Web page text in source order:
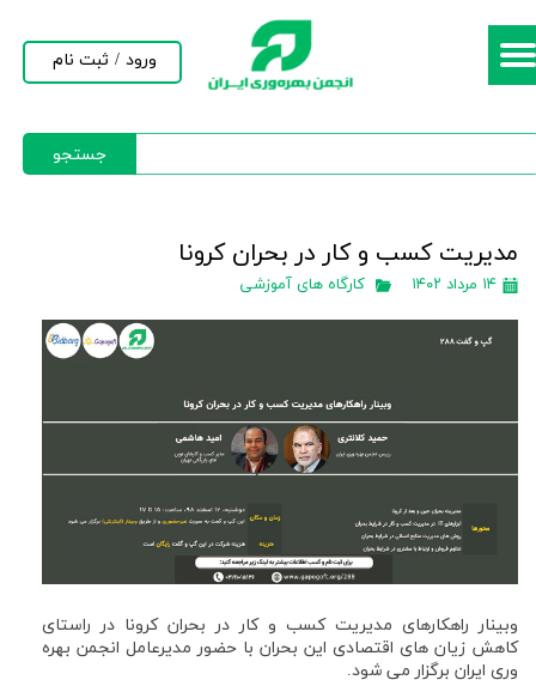
جستجو
ورود / ثبت نام
حساب کاربری من
مدیریت کسب و کار در بحران کرونا
۱۴ مرداد ۱۴۰۲ کارگاه های آموزشی
وبینار راهکارهای مدیریت کسب و کار در بحران کرونا در راستای
کاهش زیان های اقتصادی این بحران با حضور مدیرعامل انجمن بهره
وری ایران برگزار می شود.